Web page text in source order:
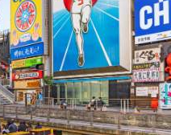
管理をお考えの
様へ